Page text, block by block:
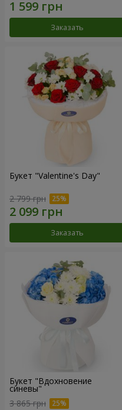
Заказать
Букет "Valentine's Day"
2 799 грн
Заказать
Букет "Вдохновение
синевы"
3 865 грн